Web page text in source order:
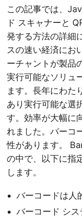
この記事では、
ド スキャナーと
発する方法の詳細
スの速い経済にお
ーチャントが製品
実行可能なソリュ
ます。長年にわた
あり実行可能な選
す。効率が大幅に
れました。バーコ
性があります。
の中で、以下に指
します。
バーコードは人
バーコード シ